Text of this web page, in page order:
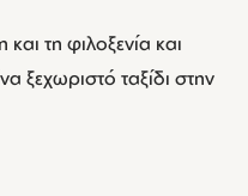
τη φιλοξενία και
ξεχωριστό ταξίδι στην